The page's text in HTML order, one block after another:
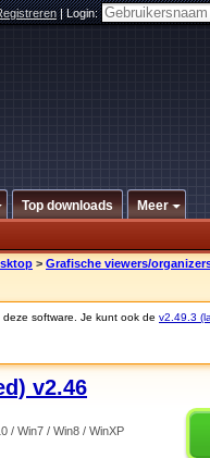
|Login:
Top downloads Meer
> Grafische viewers/
software. Je kunt ook de v2.49.3
v2.46
/ Win7 / Win8 / WinXP